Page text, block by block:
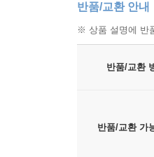
반품/교환 안내
※ 상품 설명에 반
반품/교환
반품/교환 가